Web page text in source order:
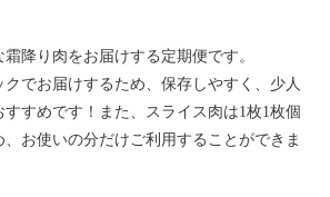
降り肉をお届けする定期便です。
でお届けするため、保存しやすく、少人
すめです！また、スライス肉は1枚1枚個
お使いの分だけご利用することができま